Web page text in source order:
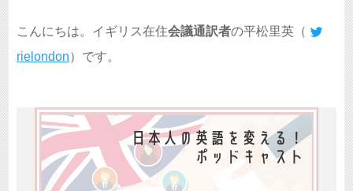
こんにちは。イギリス在住会議通訳者の平松里英（
rielondon）です。